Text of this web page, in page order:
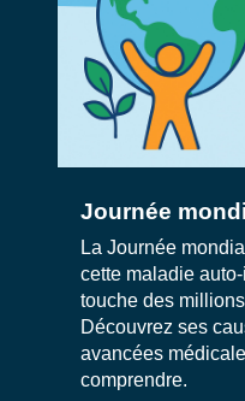
Journée
La Journée
cette maladie
touche des
Découvrez ses
avancées
comprendre.